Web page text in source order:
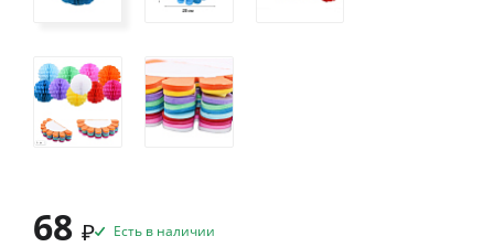
68 ₽ Есть в наличии